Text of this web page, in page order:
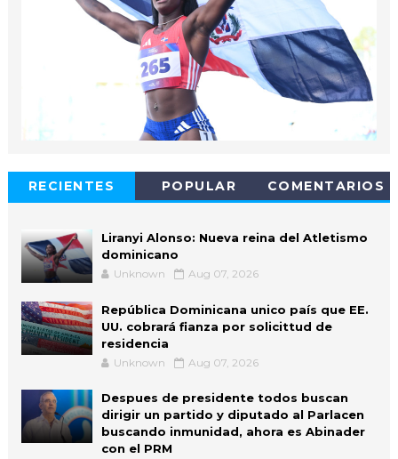
RECIENTES POPULAR COMENTARIOS
Liranyi Alonso: Nueva reina del Atletismo
dominicano
Unknown Aug 07, 2026
República Dominicana unico país que EE.
UU. cobrará fianza por solicittud de
residencia
Unknown Aug 07, 2026
Despues de presidente todos buscan
dirigir un partido y diputado al Parlacen
buscando inmunidad, ahora es Abinader
con el PRM